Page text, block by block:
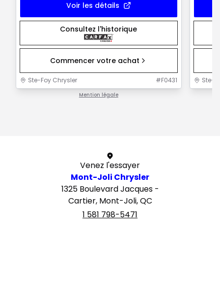
Voir les détails
Consultez l'historique
Commencer votre achat
Ste-Foy Chrysler #F0431
Mention légale
Ste-
Venez l'essayer
Mont-Joli Chrysler
1325 Boulevard Jacques -
Cartier, Mont-Joli, QC
1 581 798-5471